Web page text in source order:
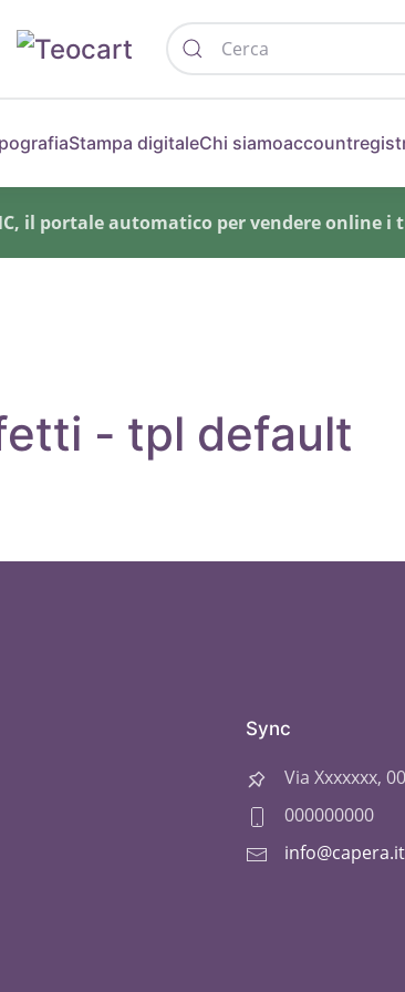
Stampa digitaleChi siamoaccount
il portale automatico per vendere online
- tpl default
Sync
Via Xxxxxxx,
000000000
info@capera.it